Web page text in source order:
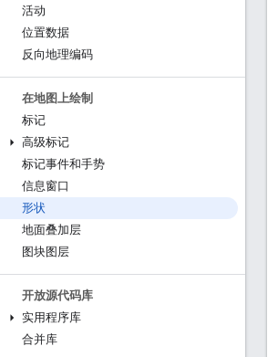
活动
位置数据
反向地理编码
在地图上绘制
标记
高级标记
标记事件和手势
信息窗口
形状
地面叠加层
图块图层
开放源代码库
实用程序库
合并库